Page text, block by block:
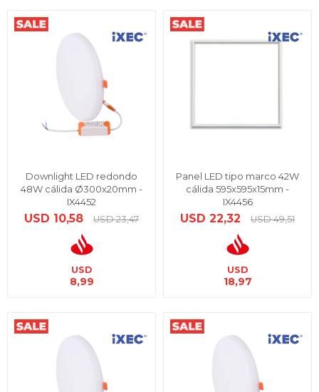
Downlight LED redondo
48W cálida Ø300x20mm -
IX4452
USD 10,58 USD 23,47
USD
8,99
Panel LED tipo marco 42W
cálida 595x595x15mm -
IX4456
USD 22,32 USD 49,51
USD
18,97